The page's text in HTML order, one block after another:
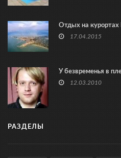
Отдых на курортах
17.04.2015
У безвременья в
12.03.2010
РАЗДЕЛЫ